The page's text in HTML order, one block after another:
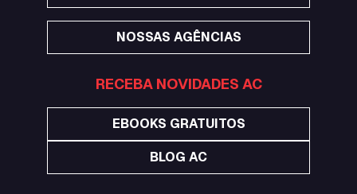
NOSSAS AGÊNCIAS
RECEBA NOVIDADES AC
EBOOKS GRATUITOS
BLOG AC